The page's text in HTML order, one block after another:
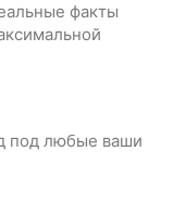
факты
под любые ваши